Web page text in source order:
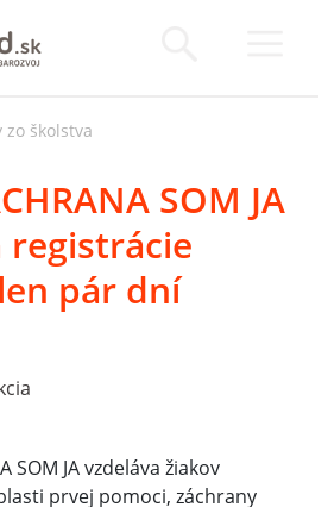
školstva
SOM JA
registrácie
pár dní